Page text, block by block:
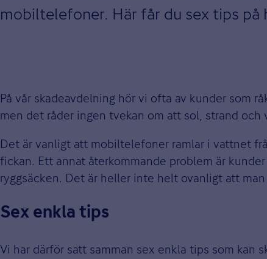
mobiltelefoner. Här får du sex tips på
På vår skadeavdelning hör vi ofta av kunder som
men det råder ingen tvekan om att sol, strand
Det är vanligt att mobiltelefoner ramlar i vattnet
fickan. Ett annat återkommande problem är
ryggsäcken. Det är heller inte helt ovanligt att
Sex enkla tips
Vi har därför satt samman sex enkla tips som